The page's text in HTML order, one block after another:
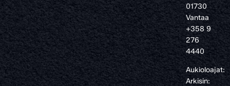
01730
Vantaa
+358 9
276
4440
Aukioloajat:
Arkisin: